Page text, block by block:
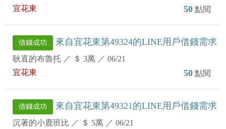
宜花東
50 點閱
借錢成功 來自宜花東第49324的LINE用戶借錢需求
耿直的布魯托 ／ ＄ 3萬 ／ 06/21
宜花東
50 點閱
借錢成功 來自宜花東第49321的LINE用戶借錢需求
沉著的小鹿班比 ／ ＄ 5萬 ／ 06/21